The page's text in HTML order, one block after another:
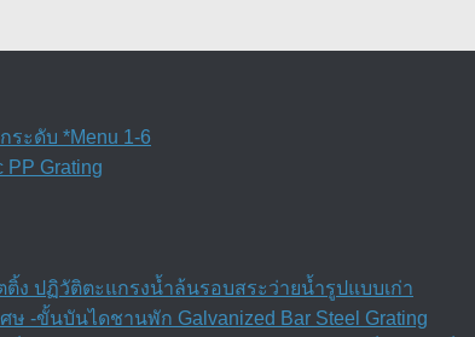
ระดับ *Menu 1-6
Grating
ติ้ง ปฏิวัติตะแกรงน้ำล้นรอบสระว่ายน้ำรูปแบบเก่า
-ขั้นบันไดชานพัก Galvanized Bar Steel Grating